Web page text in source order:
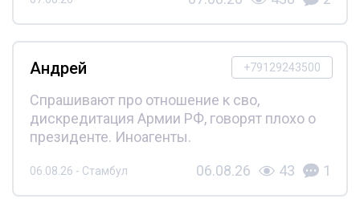
+79129243500
Андрей
Спрашивают про отношение к сво,
дискредитация Армии РФ, говорят плохо о
президенте. Иноагенты.
06.08.26 - Стамбул 06.08.26 43 1